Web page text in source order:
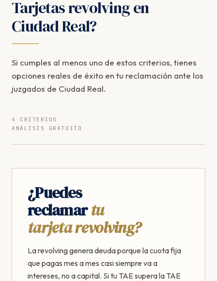
Tarjetas revolving en
Ciudad Real?
Si cumples al menos uno de estos criterios, tienes
opciones reales de éxito en tu reclamación ante los
juzgados de Ciudad Real.
4 CRITERIOS
ANÁLISIS GRATUITO
¿Puedes
reclamartu
tarjeta revolving?
La revolving genera deuda porque la cuota fija
que pagas mes a mes casi siempre va a
intereses, no a capital. Si tu TAE supera la TAE